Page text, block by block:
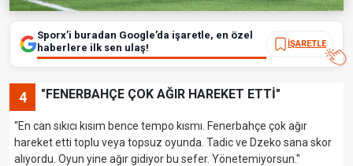
Sporx’i buradan Google’da işaretle, en özel
haberlere ilk sen ulaş!
İŞARETLE
4 "FENERBAHÇE ÇOK AĞIR HAREKET ETTİ"
“En can sıkıcı kısım bence tempo kısmı. Fenerbahçe çok ağır
hareket etti toplu veya topsuz oyunda. Tadic ve Dzeko sana skor
alıyordu. Oyun yine ağır gidiyor bu sefer. Yönetemiyorsun."